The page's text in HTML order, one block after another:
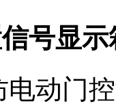
号显示
电动门